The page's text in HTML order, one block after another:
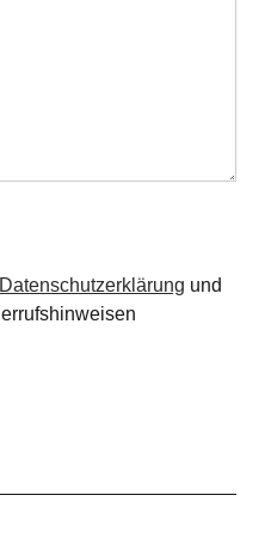
Datenschutzerklärung und